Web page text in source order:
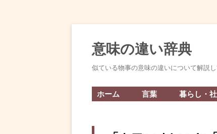
意味の違い辞典
似ている物事の意味の違いについて解説し
ホーム 言葉 暮らし・